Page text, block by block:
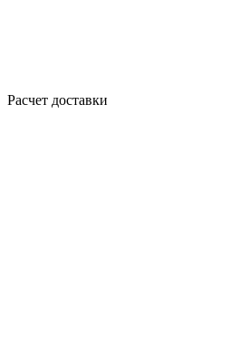
Расчет доставки